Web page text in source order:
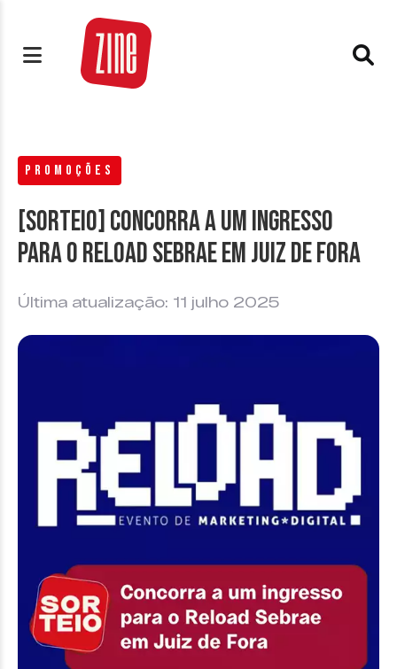
PROMOÇÕES
[SORTEIO] Concorra a um ingresso
para o Reload Sebrae em Juiz de Fora
Última atualização: 11 julho 2025